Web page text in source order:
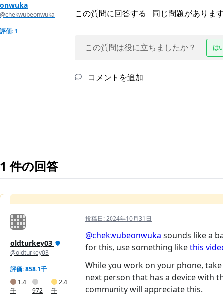
onwuka
@chekwubeonwuka
評価: 1
この質問に回答する 同じ問題があります
この質問は役に立ちましたか？ は
コメントを追加
1 件の回答
oldturkey03
@oldturkey03
評価: 858.1千
1.4
千
972
2.4
千
投稿日:2024年10月31日
@chekwubeonwuka sounds like a
for this, use something likethis
While you work on your phone,
next person that has a device with
community will appreciate this.